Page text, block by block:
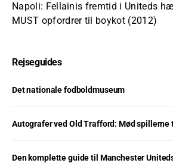
Napoli: Fellainis fremtid i Uniteds
MUST opfordrer til boykot (2012)
Rejseguides
Det nationale fodboldmuseum
Autografer ved Old Trafford: Mød spillerne
Den komplette guide til Manchester